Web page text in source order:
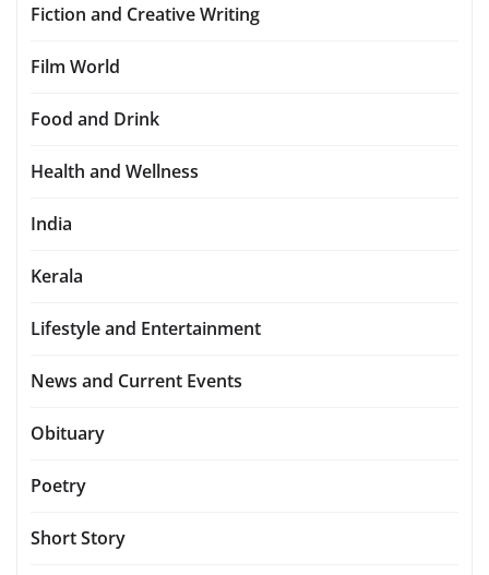
Fiction and Creative Writing
Film World
Food and Drink
Health and Wellness
India
Kerala
Lifestyle and Entertainment
News and Current Events
Obituary
Poetry
Short Story